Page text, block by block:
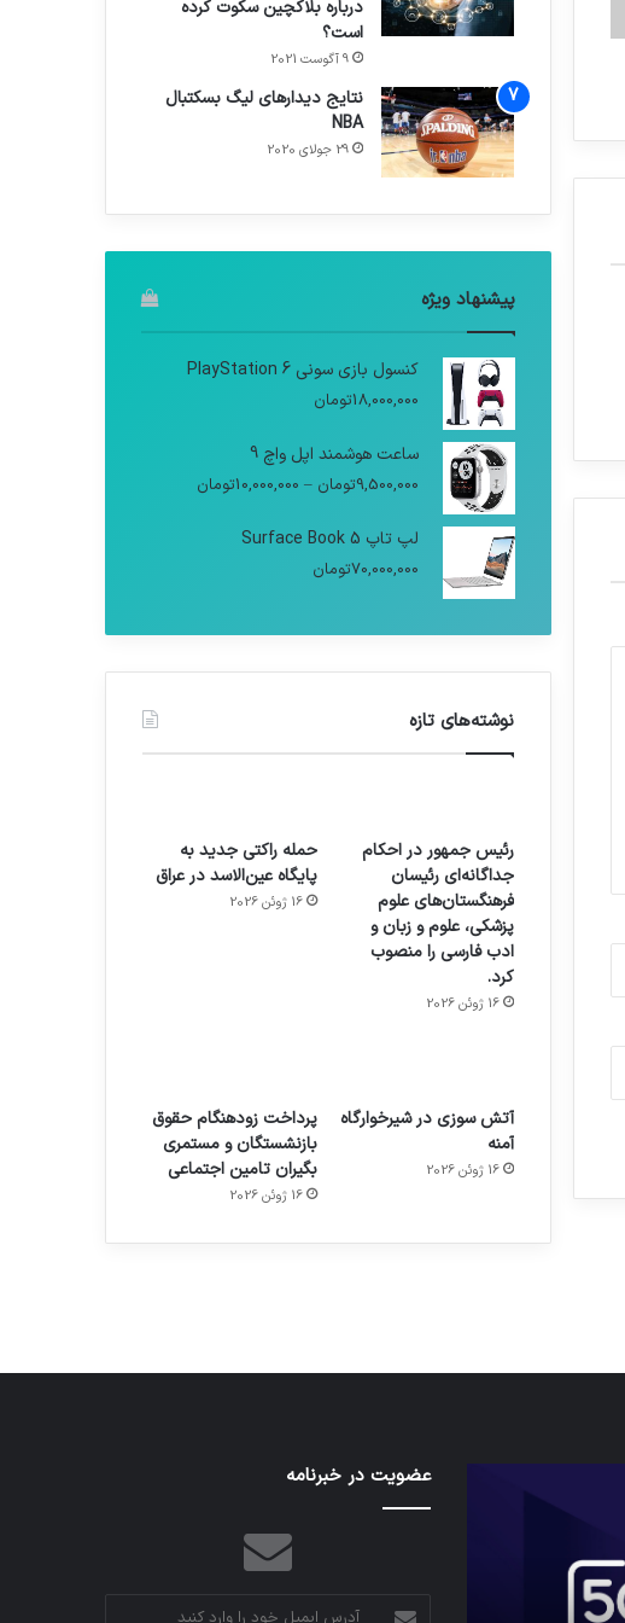
درباره بلاکچین سکوت کرده
است؟
9 آگوست 2021
نتایج دیدار‌های لیگ بسکتبال
NBA
29 جولای 2020
پیشنهاد ویژه
کنسول بازی سونی PlayStation 6
18,000,000تومان
ساعت هوشمند اپل واچ 9
9,500,000تومان –
10,000,000تومان
لپ تاپ Surface Book 5
70,000,000تومان
نوشته‌های تازه
رئیس جمهور در احکام
جداگانه‌ای رئیسان
فرهنگستان‌های علوم
پزشکی، علوم و زبان و
ادب فارسی را منصوب
کرد.
16 ژوئن 2026
حمله راکتی جدید به
پایگاه عین‌الاسد در عراق
16 ژوئن 2026
آتش سوزی در شیرخوارگاه
آمنه
16 ژوئن 2026
پرداخت زودهنگام حقوق
بازنشستگان و مستمری
بگیران تامین اجتماعی
16 ژوئن 2026
هدفون های 2023
نخستین
عضویت در خبرنامه
آدرس